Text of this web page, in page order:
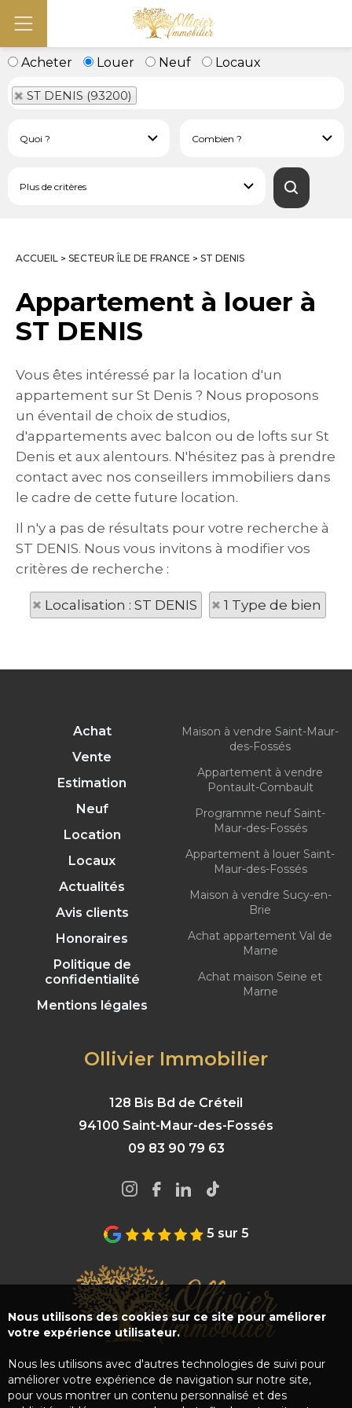
Acheter Louer Neuf Locaux
ST DENIS (93200)
ACCUEIL > SECTEUR ÎLE DE FRANCE > ST DENIS
Appartement à louer à
ST DENIS
Vous êtes intéressé par la location d'un
appartement sur St Denis ? Nous proposons
un éventail de choix de studios,
d'appartements avec balcon ou de lofts sur St
Denis et aux alentours. N'hésitez pas à prendre
contact avec nos conseillers immobiliers dans
le cadre de cette future location.
Il n'y a pas de résultats pour votre recherche à
ST DENIS. Nous vous invitons à modifier vos
critères de recherche :
Localisation : ST DENIS 1 Type de bien
Achat
Vente
Estimation
Neuf
Location
Locaux
Actualités
Avis clients
Honoraires
Politique de
confidentialité
Mentions légales
Maison à vendre Saint-Maur-
des-Fossés
Appartement à vendre
Pontault-Combault
Programme neuf Saint-
Maur-des-Fossés
Appartement à louer Saint-
Maur-des-Fossés
Maison à vendre Sucy-en-
Brie
Achat appartement Val de
Marne
Achat maison Seine et
Marne
Ollivier Immobilier
128 Bis Bd de Créteil
94100 Saint-Maur-des-Fossés
09 83 90 79 63
5 sur 5
Nous utilisons des cookies sur ce site pour améliorer
votre expérience utilisateur.
Nous les utilisons avec d'autres technologies de suivi pour
améliorer votre expérience de navigation sur notre site,
pour vous montrer un contenu personnalisé et des